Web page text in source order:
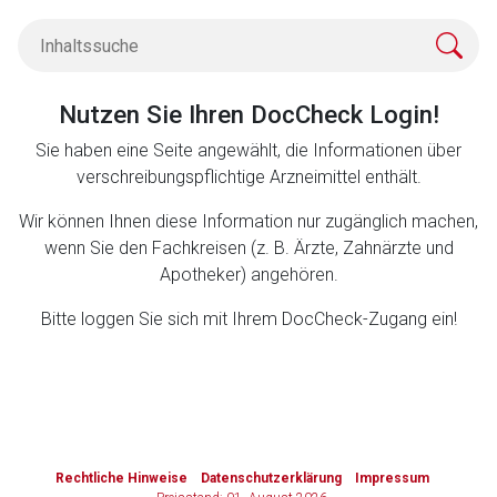
Nutzen Sie Ihren DocCheck Login!
Sie haben eine Seite angewählt, die Informationen über
verschreibungspflichtige Arzneimittel enthält.
Wir können Ihnen diese Information nur zugänglich machen,
wenn Sie den Fachkreisen (z. B. Ärzte, Zahnärzte und
Apotheker) angehören.
Bitte loggen Sie sich mit Ihrem DocCheck-Zugang ein!
Rechtliche Hinweise Datenschutzerklärung
Impressum
Zur Seite